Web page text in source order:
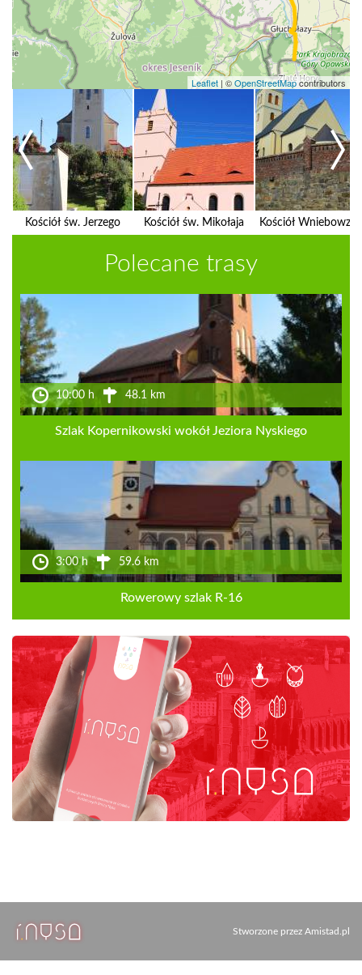
Leaflet | ©OpenStreetMapcontributors
Kościół św. Jerzego Kościół św. Mikołaja
Polecane trasy
10:00 h 48.1 km
Szlak Kopernikowski wokół Jeziora Nyskiego
3:00 h 59.6 km
Rowerowy szlak R-16
Stworzone przez Amistad.pl